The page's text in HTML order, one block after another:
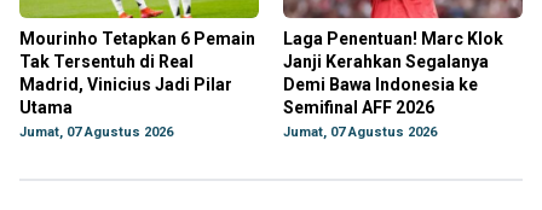
Mourinho Tetapkan 6 Pemain
Tak Tersentuh di Real
Madrid, Vinicius Jadi Pilar
Utama
Jumat, 07 Agustus 2026
Laga Penentuan! Marc Klok
Janji Kerahkan Segalanya
Demi Bawa Indonesia ke
Semifinal AFF 2026
Jumat, 07 Agustus 2026